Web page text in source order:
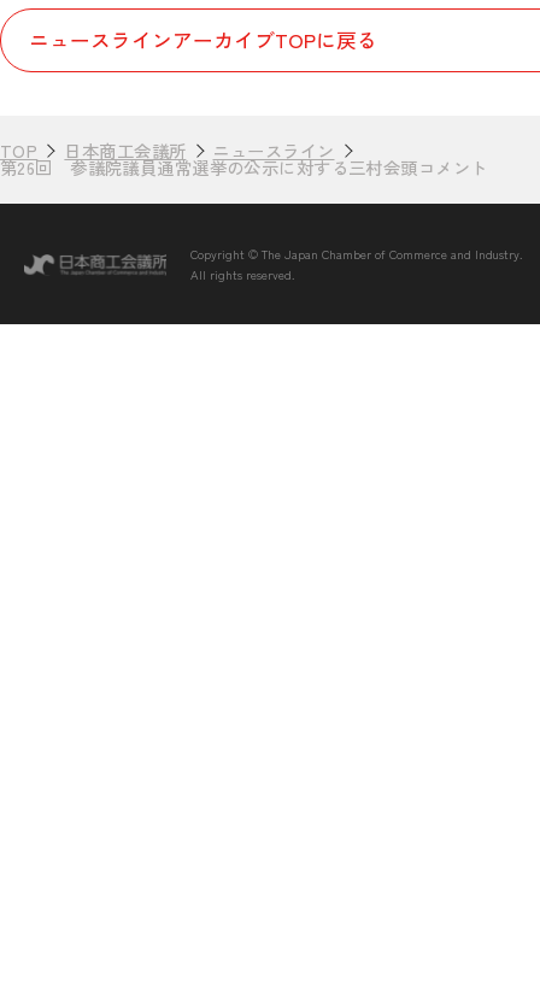
ニュースラインアーカイブTOPに戻る
TOP 日本商工会議所 ニュースライン
第26回 参議院議員通常選挙の公示に対する三村会頭コメント
Copyright © The Japan Chamber of Commerce and Industry.
All rights reserved.